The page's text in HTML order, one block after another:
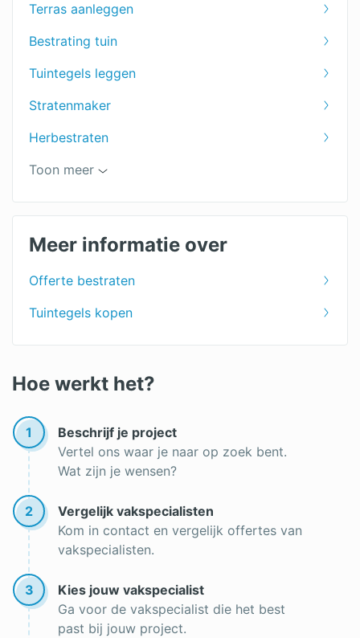
Terras aanleggen
Bestrating tuin
Tuintegels leggen
Stratenmaker
Herbestraten
Sierbestrating
Prijs bestrating
Toon meer
Meer informatie over
Offerte bestraten
Tuintegels kopen
Hoe werkt het?
1
Beschrijf je project
Vertel ons waar je naar op zoek bent.
Wat zijn je wensen?
2
Vergelijk vakspecialisten
Kom in contact en vergelijk offertes van
vakspecialisten.
3
Kies jouw vakspecialist
Ga voor de vakspecialist die het best
past bij jouw project.